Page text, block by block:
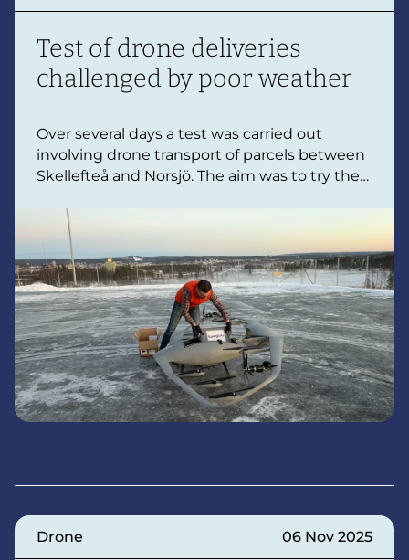
Test of drone deliveries
challenged by poor weather
Over several days a test was carried out
involving drone transport of parcels between
Skellefteå and Norsjö. The aim was to try the
insights into what is required to transport
goods by drone over longer distances.
However low clouds and difficult weather
conditions prevented the flights from being
carried out as planned.
Drone 06 Nov 2025